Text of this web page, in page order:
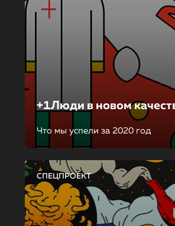
+1Люди в новом
Что мы успели за 2020 год
СПЕЦПРОЕКТ